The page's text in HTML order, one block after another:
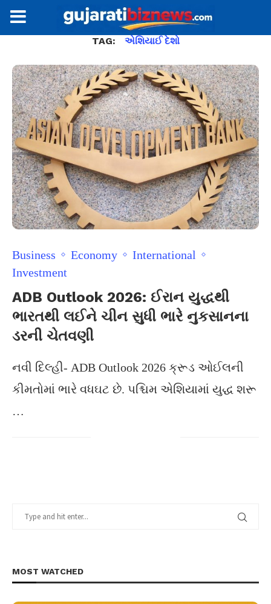
TAG: એશિયાઈ દેશો
Business Economy
International
Investment
ADB Outlook 2026: ઈરાન યુદ્ધથી
ભારતથી લઈને ચીન સુધી ભારે નુકસાનના
ડરની ચેતવણી
નવી દિલ્હી- ADB Outlook 2026 ક્રૂડ ઓઈલની
કીમતોમાં ભારે વધઘટ છે. પશ્ચિમ એશિયામાં યુદ્ધ શરૂ
…
MOST WATCHED